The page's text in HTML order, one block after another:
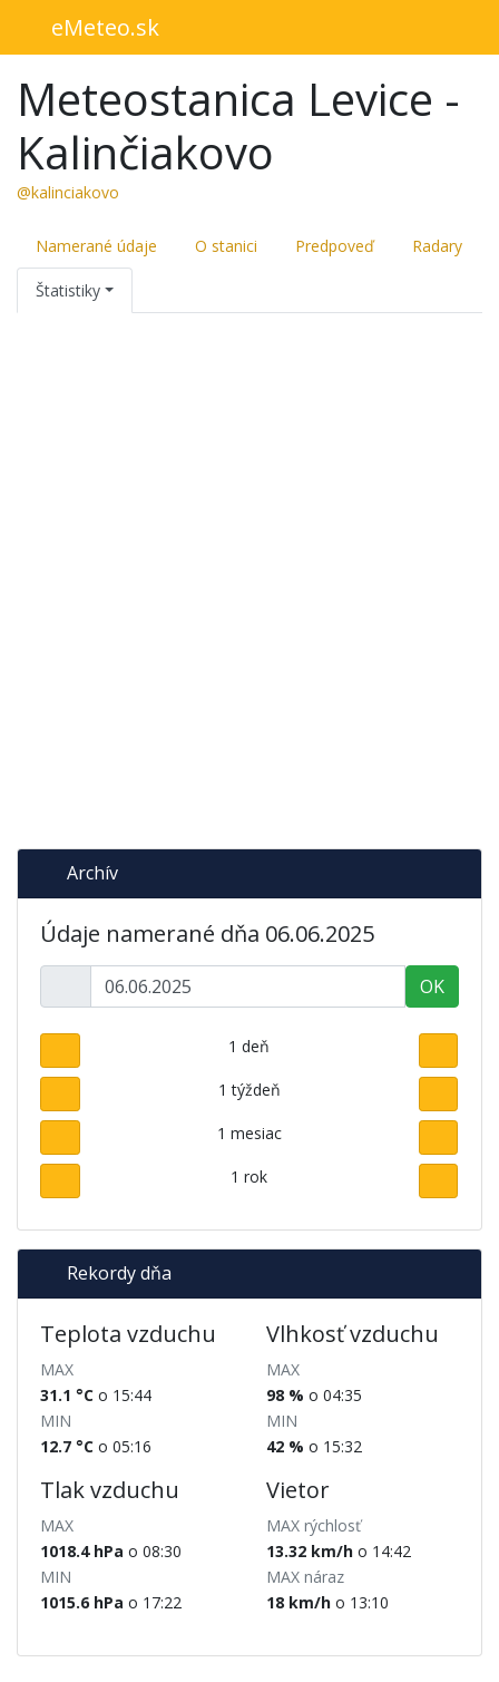
eMeteo.sk
Meteostanica Levice -
Kalinčiakovo
@kalinciakovo
Namerané údaje O stanici Predpoveď Radary
Štatistiky
Archív
Údaje namerané dňa 06.06.2025
OK
1 deň
1 týždeň
1 mesiac
1 rok
Rekordy dňa
Teplota vzduchu
MAX
31.1 °C o 15:44
MIN
12.7 °C o 05:16
Vlhkosť vzduchu
MAX
98 % o 04:35
MIN
42 % o 15:32
Tlak vzduchu
MAX
1018.4 hPa o 08:30
MIN
1015.6 hPa o 17:22
Vietor
MAX rýchlosť
13.32 km/h o 14:42
MAX náraz
18 km/h o 13:10